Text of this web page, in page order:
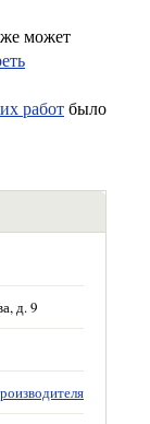
может
работбыло
д. 9